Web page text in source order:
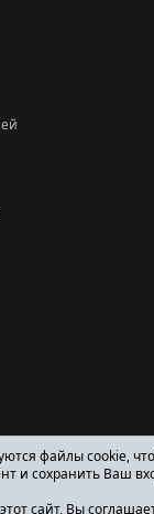
файлы cookie,
и сохранить Ваш
сайт, Вы